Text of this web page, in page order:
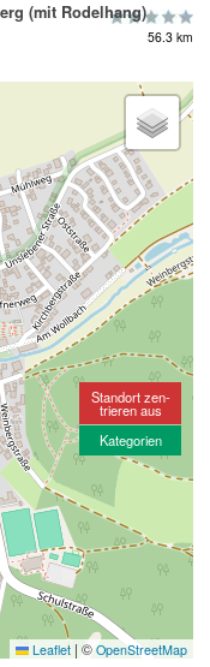
(mit Rodelhang)
56.3 km
Leaflet | © OpenStreetMap
Standort zen-
trieren aus
Kategorien